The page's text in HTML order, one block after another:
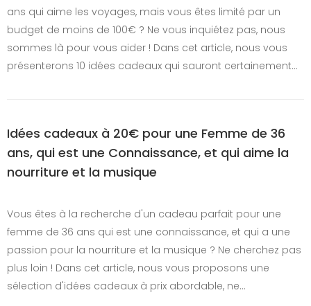
ans qui aime les voyages, mais vous êtes limité par un
budget de moins de 100€ ? Ne vous inquiétez pas, nous
sommes là pour vous aider ! Dans cet article, nous vous
présenterons 10 idées cadeaux qui sauront certainement…
Idées cadeaux à 20€ pour une Femme de 36
ans, qui est une Connaissance, et qui aime la
nourriture et la musique
Vous êtes à la recherche d'un cadeau parfait pour une
femme de 36 ans qui est une connaissance, et qui a une
passion pour la nourriture et la musique ? Ne cherchez pas
plus loin ! Dans cet article, nous vous proposons une
sélection d'idées cadeaux à prix abordable, ne…